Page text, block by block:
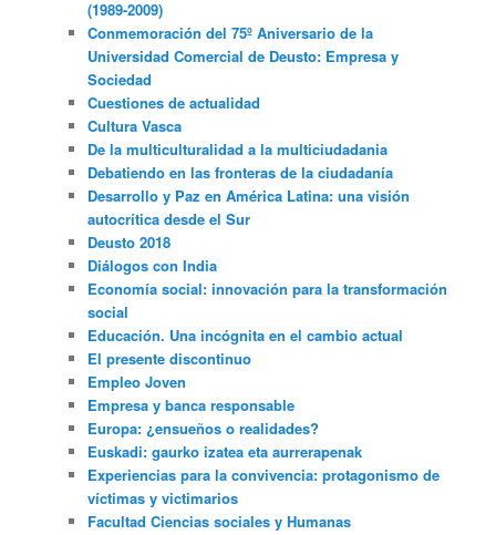
(1989-2009)
Conmemoración del 75º Aniversario de la
Universidad Comercial de Deusto: Empresa y
Sociedad
Cuestiones de actualidad
Cultura Vasca
De la multiculturalidad a la multiciudadania
Debatiendo en las fronteras de la ciudadanía
Desarrollo y Paz en América Latina: una visión
autocrítica desde el Sur
Deusto 2018
Diálogos con India
Economía social: innovación para la transformación
social
Educación. Una incógnita en el cambio actual
El presente discontinuo
Empleo Joven
Empresa y banca responsable
Europa: ¿ensueños o realidades?
Euskadi: gaurko izatea eta aurrerapenak
Experiencias para la convivencia: protagonismo de
víctimas y victimarios
Facultad Ciencias sociales y Humanas